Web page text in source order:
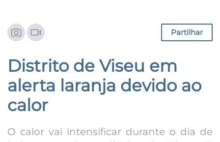
Partilhar
Distrito de Viseu em
alerta laranja devido ao
calor
O calor vai intensificar durante o dia de